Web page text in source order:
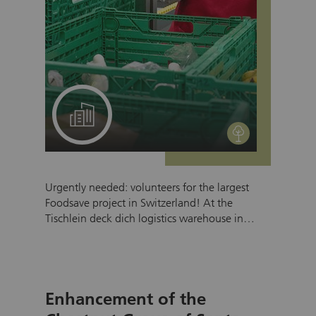
A project for your team
environment
Urgently needed: volunteers for the largest
Foodsave project in Switzerland! At the
Tischlein deck dich logistics warehouse in
alone – Tischlein deck dich needs your
support! By participating with your team, you
Enhancement of the